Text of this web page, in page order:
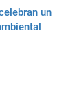
un